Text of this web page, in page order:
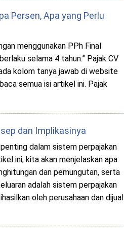
Persen, Apa yang Perlu
menggunakan PPh Final
selama 4 tahun.” Pajak CV
kolom tanya jawab di website
semua isi artikel ini. Pajak
dan Implikasinya
dalam sistem perpajakan
ini, kita akan menjelaskan apa
dan pemungutan, serta
adalah sistem perpajakan
oleh perusahaan dan dijual